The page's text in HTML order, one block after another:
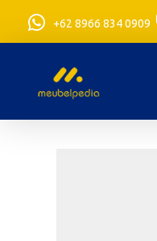
+62 8966 834 0909